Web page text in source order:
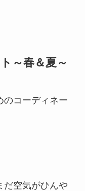
～春＆夏～
のコーディネー
だ空気がひんや